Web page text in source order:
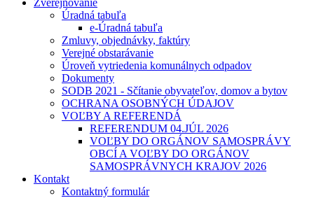
Zverejňovanie
Úradná tabuľa
e-Úradná tabuľa
Zmluvy, objednávky, faktúry
Verejné obstarávanie
Úroveň vytriedenia komunálnych odpadov
Dokumenty
SODB 2021 - Sčítanie obyvateľov, domov a bytov
OCHRANA OSOBNÝCH ÚDAJOV
VOĽBY A REFERENDÁ
REFERENDUM 04.JÚL 2026
VOĽBY DO ORGÁNOV SAMOSPRÁVY
OBCÍ A VOĽBY DO ORGÁNOV
SAMOSPRÁVNYCH KRAJOV 2026
Kontakt
Kontaktný formulár